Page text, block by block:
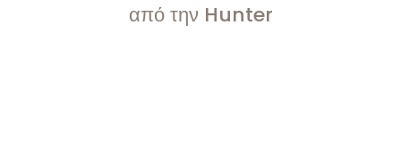
από την Hunter